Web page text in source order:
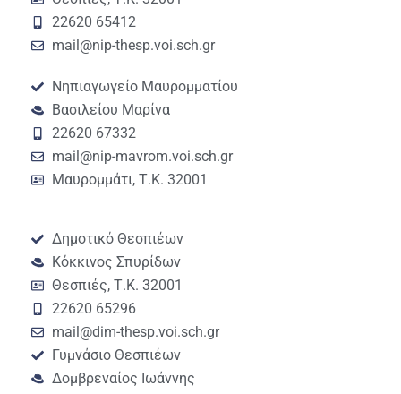
22620 65412
mail@nip-thesp.voi.sch.gr
Νηπιαγωγείο Μαυρομματίου
Βασιλείου Μαρίνα
22620 67332
mail@nip-mavrom.voi.sch.gr
Μαυρομμάτι, Τ.Κ. 32001
Δημοτικό Θεσπιέων
Κόκκινος Σπυρίδων
Θεσπιές, Τ.Κ. 32001
22620 65296
mail@dim-thesp.voi.sch.gr
Γυμνάσιο Θεσπιέων
Δομβρεναίος Ιωάννης